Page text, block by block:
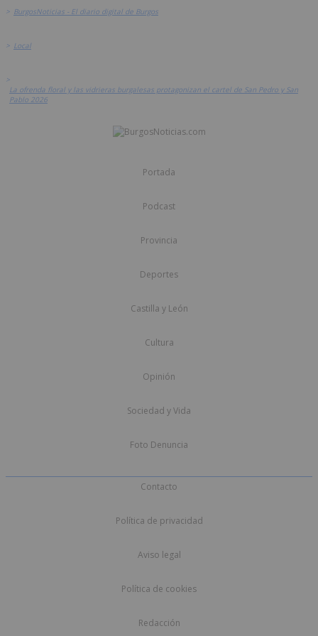
> BurgosNoticias - El diario digital de Burgos
> Local
>
La ofrenda floral y las vidrieras burgalesas protagonizan el cartel de San Pedro y San
Pablo 2026
Portada
Podcast
Provincia
Deportes
Castilla y León
Cultura
Opinión
Sociedad y Vida
Foto Denuncia
Contacto
Política de privacidad
Aviso legal
Política de cookies
Redacción